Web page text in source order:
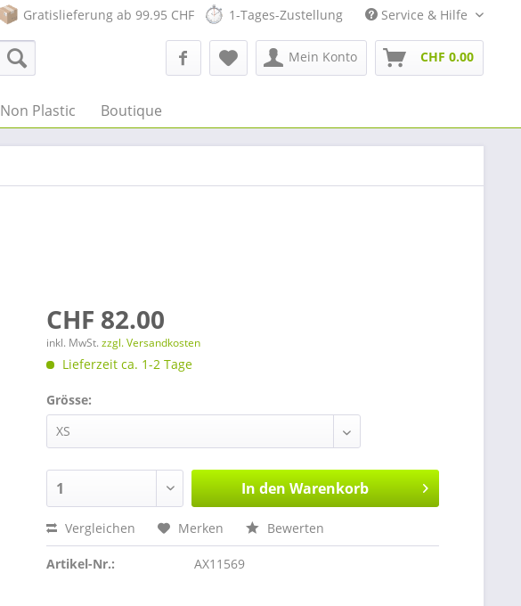
Gratislieferung ab 99.95 CHF 1-Tages-Zustellung Service & Hilfe
Mein Konto CHF 0.00
Non Plastic Boutique
CHF 82.00
inkl. MwSt.zzgl. Versandkosten
Lieferzeit ca. 1-2 Tage
Grösse:
In den Warenkorb
Vergleichen Merken Bewerten
Artikel-Nr.: AX11569